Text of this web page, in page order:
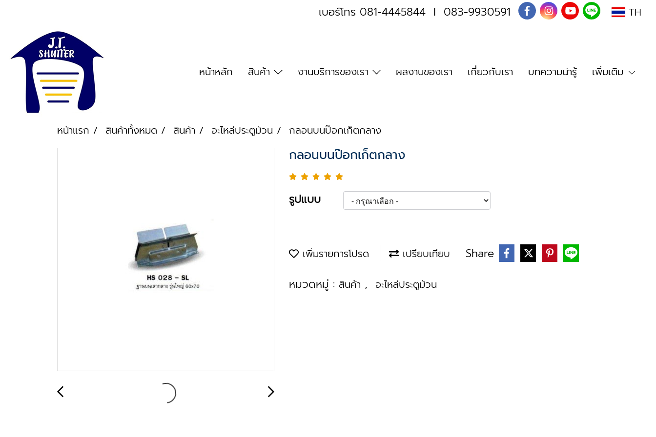
เบอร์โทร 081-4445844 I 083-9930591 TH
หน้าหลัก สินค้า งานบริการของเรา ผลงานของเรา เกี่ยวกับเรา บทความน่ารู้ เพิ่มเติม
หน้าแรก สินค้าทั้งหมด สินค้า อะไหล่ประตูม้วน กลอนบนป๊อกเก็ตกลาง
กลอนบนป๊อกเก็ตกลาง
รูปแบบ
เพิ่มรายการโปรด เปรียบเทียบ
Share
หมวดหมู่ : สินค้า , อะไหล่ประตูม้วน